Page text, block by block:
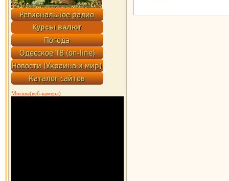
Москва(веб-камера)